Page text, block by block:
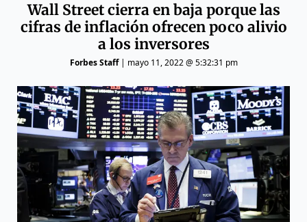
Wall Street cierra en baja porque las
cifras de inflación ofrecen poco alivio
a los inversores
Forbes Staff| mayo 11, 2022 @ 5:32:31 pm